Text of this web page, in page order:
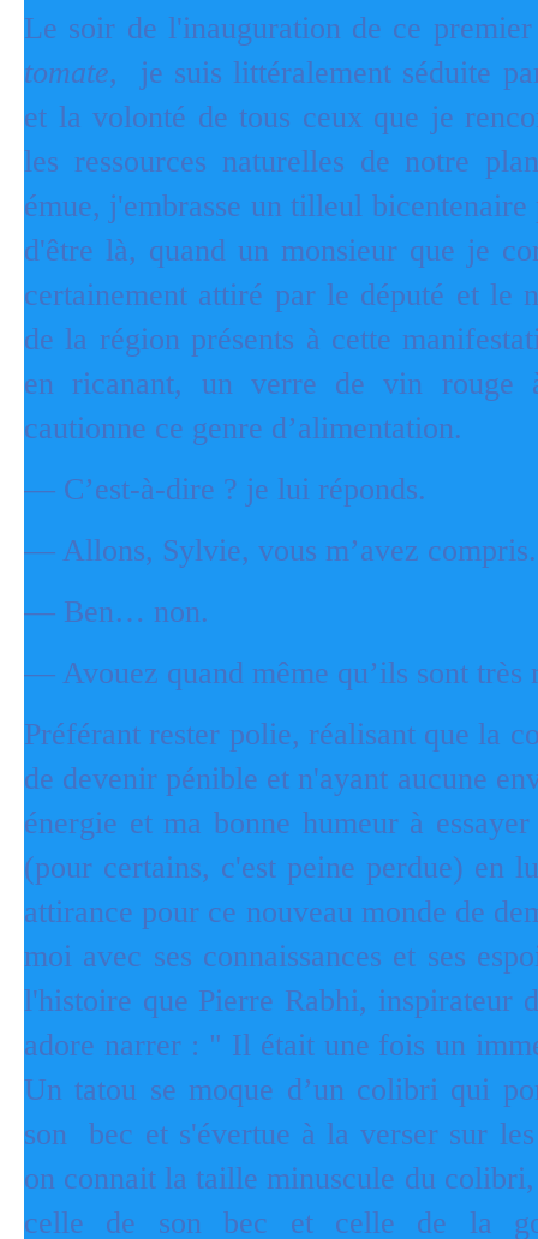
Le soir de l'inauguration de ce
tomate, je suis littéralement séduite
et la volonté de tous ceux que je
les ressources naturelles de notre
émue, j'embrasse un tilleul
d'être là, quand un monsieur que je
certainement attiré par le député et le
de la région présents à cette
en ricanant, un verre de vin
cautionne ce genre d’alimentation.
— C’est-à-dire ? je lui réponds.
— Allons, Sylvie, vous m’avez compris.
— Ben… non.
— Avouez quand même qu’ils sont très
Préférant rester polie, réalisant que la
de devenir pénible et n'ayant aucune
énergie et ma bonne humeur à
(pour certains, c'est peine perdue) en
attirance pour ce nouveau monde de
moi avec ses connaissances et ses
l'histoire que Pierre Rabhi, inspirateur
adore narrer : " Il était une fois un
Un tatou se moque d’un colibri qui
son bec et s'évertue à la verser sur
on connait la taille minuscule du
celle de son bec et celle de la